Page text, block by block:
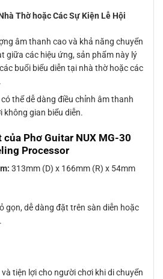
Thờ hoặc Các Sự Kiện Lễ Hội
âm thanh cao và khả năng chuyển
giữa các hiệu ứng, sản phẩm này lý
buổi biểu diễn tại nhà thờ hoặc các
thể dễ dàng điều chỉnh âm thanh
không gian biểu diễn.
Phơ Guitar NUX MG-30
Processor
313mm (D) x 166mm (R) x 54mm
gọn, dễ dàng đặt trên sàn diễn hoặc
tiện lợi cho người chơi khi di chuyển